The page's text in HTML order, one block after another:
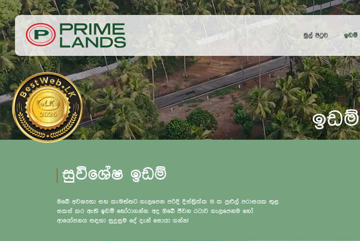
මුල් පිටුව ඉඩම්
ඉඩම්
සුවිශේෂ ඉඩම්
ඔබේ අවශ්‍යතා සහ කැමත්තට ගැලපෙන පරිදි දිස්ත්‍රික්ක 18 ක පුළුල් පරාසයක තුළ
සකස් කර ඇති ඉඩම් තෝරාගන්න. අද ඔබේ ජීවන රටාව ගැලපෙනම හෝ
ආයෝජනය සඳහා සුදුසුම දේ දැන් සොයා ගන්න!